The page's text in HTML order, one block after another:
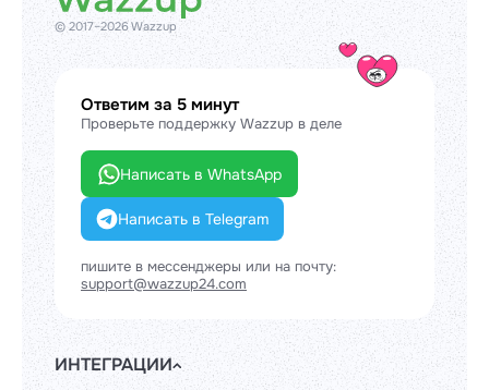
© 2017–2026 Wazzup
Ответим за 5 минут
Проверьте поддержку Wazzup в деле
Написать в WhatsApp
Написать в Telegram
пишите в мессенджеры или на почту:
support@wazzup24.com
ИНТЕГРАЦИИ